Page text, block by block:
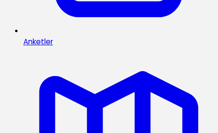
Anketler